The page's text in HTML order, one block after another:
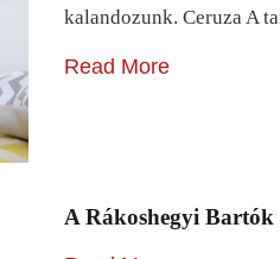
kalandozunk. Ceruza A
Read More
A Rákoshegyi Bartók